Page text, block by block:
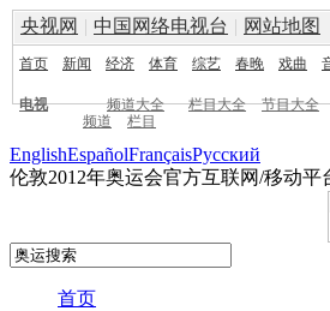
央视网 | 中国网络电视台 | 网站地图
首页 新闻 经济 体育 综艺 春晚 戏曲
电视 频道大全 栏目大全 节目大全
频道
栏目
EnglishEspañolFrançaisPусский
伦敦2012年奥运会官方互联网/移动平
首页